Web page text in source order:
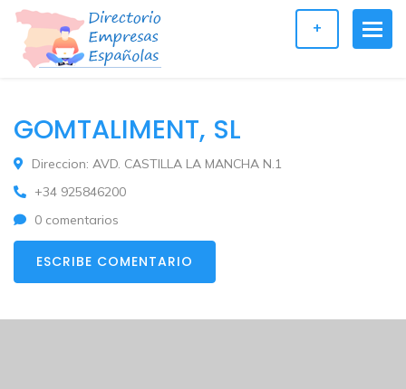
+
GOMTALIMENT, SL
Direccion: AVD. CASTILLA LA MANCHA N.1
+34 925846200
0 comentarios
ESCRIBE COMENTARIO